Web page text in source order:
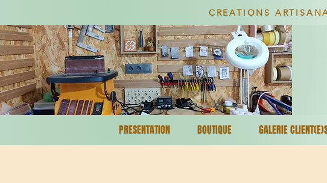
CREATIONS
PRESENTATION BOUTIQUE GALERIE